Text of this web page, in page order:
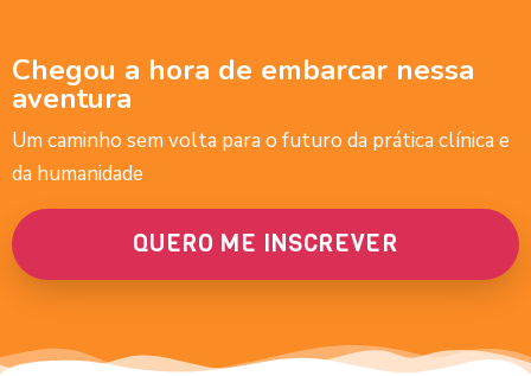
Chegou a hora de embarcar nessa
aventura
Um caminho sem volta para o futuro da prática clínica e
da humanidade
QUERO ME INSCREVER